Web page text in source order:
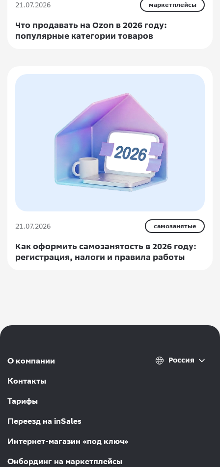
21.07.2026 маркетплейсы
Что продавать на Ozon в 2026 году:
популярные категории товаров
21.07.2026 самозанятые
Как оформить самозанятость в 2026 году:
регистрация, налоги и правила работы
О компании
Контакты
Тарифы
Переезд на inSales
Интернет-магазин «под ключ»
Онбординг на маркетплейсы
Россия